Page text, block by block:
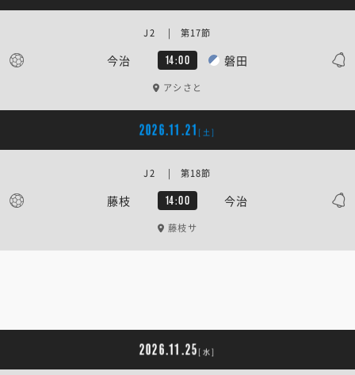
今治 14:00 磐田
J2 | 第17節
アシさと
2026.11.21 [土]
藤枝 14:00 今治
J2 | 第18節
藤枝サ
2026.11.25 [水]